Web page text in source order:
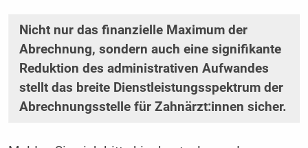
Nicht nur das finanzielle Maximum der
Abrechnung, sondern auch eine signifikante
Reduktion des administrativen Aufwandes
stellt das breite Dienstleistungsspektrum der
Abrechnungsstelle für Zahnärzt:innen sicher.